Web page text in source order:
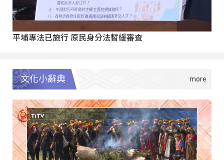
平埔專法已施行 原民身分法暫緩審查
文化小辭典